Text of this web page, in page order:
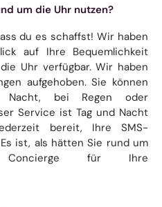
um die Uhr nutzen?
du es schaffst! Wir haben
auf Ihre Bequemlichkeit
Uhr verfügbar. Wir haben
aufgehoben. Sie können
bei Regen oder
Service ist Tag und Nacht
bereit, Ihre SMS-
ist, als hätten Sie rund um
für Ihre